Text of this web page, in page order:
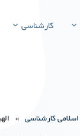
کارشناسی
کارشناسی »